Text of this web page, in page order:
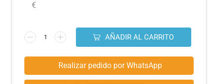
€
AÑADIR AL CARRITO
Realizar pedido por WhatsApp